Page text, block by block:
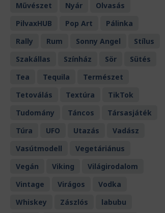
Művészet
Nyár
Olvasás
PilvaxHUB
Pop Art
Pálinka
Rally
Rum Sonny Angel
Stílus
Szakállas
Színház Sör
Sütés
Tea
Tequila
Természet
Tetoválás
Textúra
TikTok
Tudomány
Táncos
Társasjáték
Túra
UFO Utazás
Vadász
Vasútmodell
Vegetáriánus
Vegán
Viking
Világirodalom
Vintage
Virágos
Vodka
Whiskey
Zászlós
labubu